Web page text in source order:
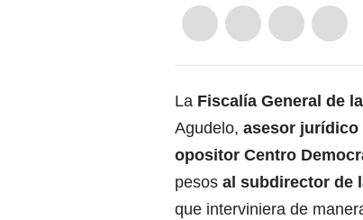
La Fiscalía General de
Agudelo, asesor jurídico
opositor Centro
pesos al subdirector de
que interviniera de